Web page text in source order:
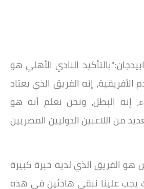
النادي الأهلي هو
إنه الفريق الذي يعتاد
البطل، ونحن نعلم أنه هو
من اللاعبين الدوليين المصريين
الفريق الذي لديه خبرة كبيرة
يجب علينا نبقى هادئين في هذه